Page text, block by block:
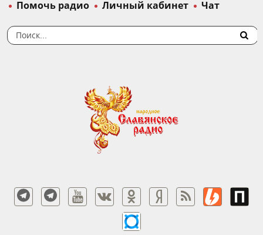
Помочь радио
Личный кабинет Чат